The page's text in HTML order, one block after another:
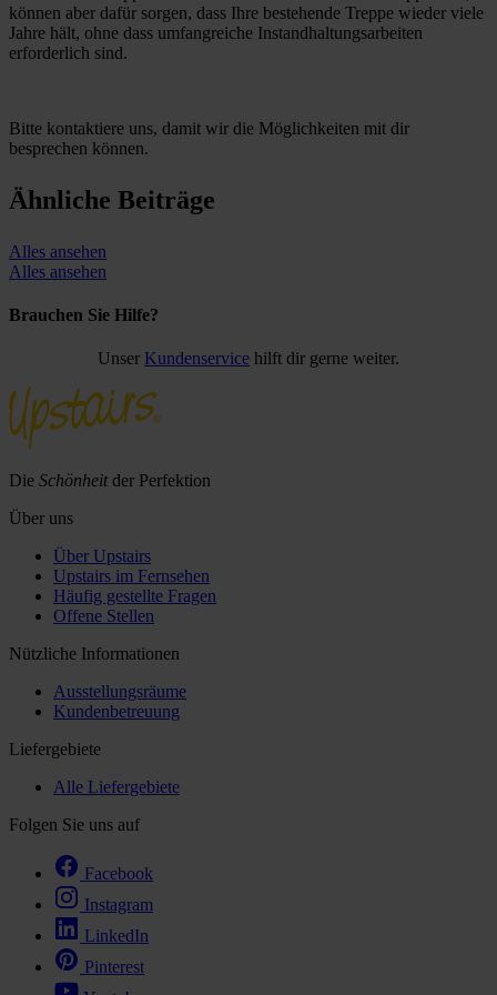
können aber dafür sorgen, dass Ihre bestehende Treppe wieder viele
Jahre hält, ohne dass umfangreiche Instandhaltungsarbeiten
erforderlich sind.
Bitte kontaktiere uns, damit wir die Möglichkeiten mit dir
besprechen können.
Ähnliche Beiträge
Alles ansehen
Alles ansehen
Brauchen Sie Hilfe?
Unser Kundenservice hilft dir gerne weiter.
Die Schönheitder Perfektion
Über uns
Über Upstairs
Upstairs im Fernsehen
Häufig gestellte Fragen
Offene Stellen
Nützliche Informationen
Ausstellungsräume
Kundenbetreuung
Liefergebiete
Alle Liefergebiete
Folgen Sie uns auf
Facebook
Instagram
LinkedIn
Pinterest